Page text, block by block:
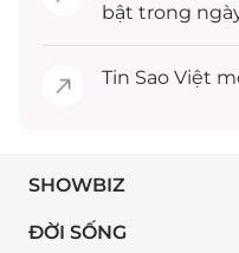
bật trong
Tin Sao Việt
SHOWBIZ
ĐỜI SỐNG